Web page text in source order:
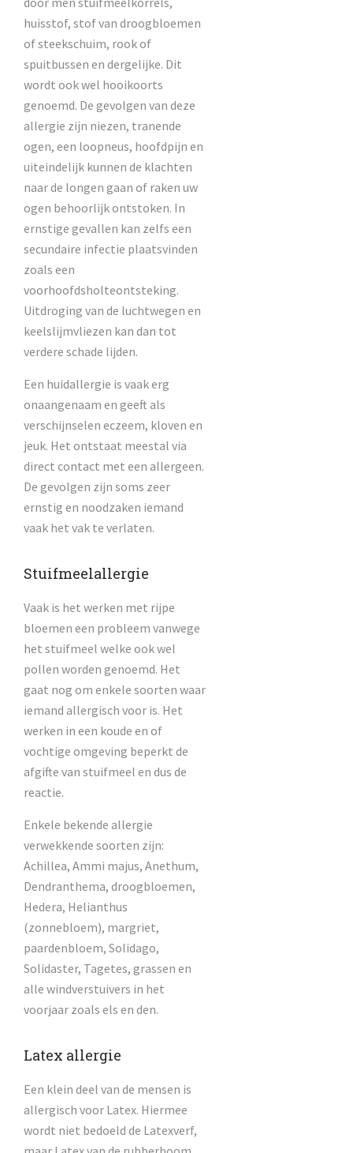
huisstof, stof van droogbloemen
of steekschuim, rook of
spuitbussen en dergelijke. Dit
wordt ook wel hooikoorts
genoemd. De gevolgen van deze
allergie zijn niezen, tranende
ogen, een loopneus, hoofdpijn en
uiteindelijk kunnen de klachten
naar de longen gaan of raken uw
ogen behoorlijk ontstoken. In
ernstige gevallen kan zelfs een
secundaire infectie plaatsvinden
zoals een
voorhoofdsholteontsteking.
Uitdroging van de luchtwegen en
keelslijmvliezen kan dan tot
verdere schade lijden.
Een huidallergie is vaak erg
onaangenaam en geeft als
verschijnselen eczeem, kloven en
jeuk. Het ontstaat meestal via
direct contact met een allergeen.
De gevolgen zijn soms zeer
ernstig en noodzaken iemand
vaak het vak te verlaten.
Stuifmeelallergie
Vaak is het werken met rijpe
bloemen een probleem vanwege
het stuifmeel welke ook wel
pollen worden genoemd. Het
gaat nog om enkele soorten waar
iemand allergisch voor is. Het
werken in een koude en of
vochtige omgeving beperkt de
afgifte van stuifmeel en dus de
reactie.
Enkele bekende allergie
verwekkende soorten zijn:
Achillea, Ammi majus, Anethum,
Dendranthema, droogbloemen,
Hedera, Helianthus
(zonnebloem), margriet,
paardenbloem, Solidago,
Solidaster, Tagetes, grassen en
alle windverstuivers in het
voorjaar zoals els en den.
Latex allergie
Een klein deel van de mensen is
allergisch voor Latex. Hiermee
wordt niet bedoeld de Latexverf,